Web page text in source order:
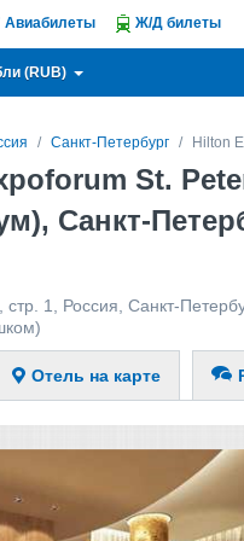
Авиабилеты Ж/Д билеты
(RUB)
Санкт-Петербург Hilton
St.
Санкт-
стр. 1 Россия Санкт-
Отель на карте